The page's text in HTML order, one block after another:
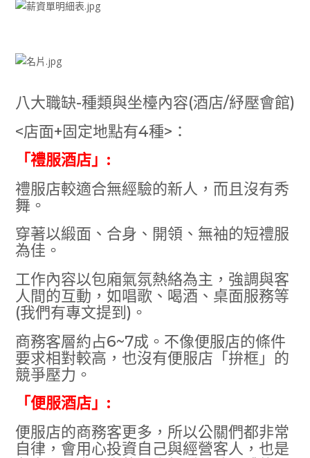
八大職缺-種類與坐檯內容(酒店/紓壓會館)
<店面+固定地點有4種>：
「禮服酒店」:
禮服店較適合無經驗的新人，而且沒有秀
舞。
穿著以緞面、合身、開領、無袖的短禮服
為佳。
工作內容以包廂氣氛熱絡為主，強調與客
人間的互動，如唱歌、喝酒、桌面服務等
(我們有專文提到)。
商務客層約占6~7成。不像便服店的條件
要求相對較高，也沒有便服店「拚框」的
競爭壓力。
「便服酒店」:
便服店的商務客更多，所以公關們都非常
自律，會用心投資自己與經營客人，也是